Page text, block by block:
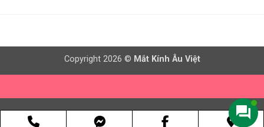
Copyright 2026 © Mắt Kính Âu Việt